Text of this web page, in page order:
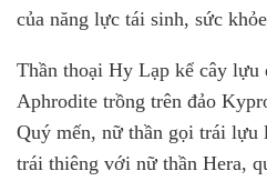
của năng lực tái sinh, sức
Thần thoại Hy Lạp kể cây lựu
Aphrodite trồng trên đảo
Quý mến, nữ thần gọi trái lựu
trái thiêng với nữ thần Hera,